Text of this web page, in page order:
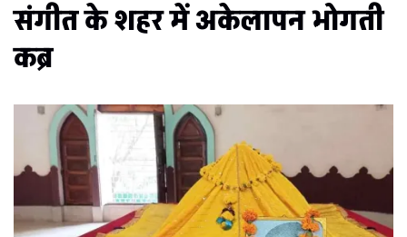
संगीत के शहर में अकेलापन भोगती
कब्र